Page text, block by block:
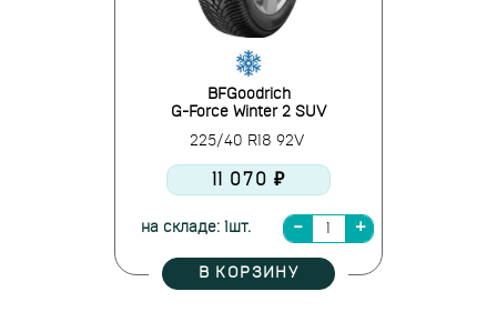
BFGoodrich
G-Force Winter 2 SUV
225/40 R18 92V
11 070 ₽
на складе: 1шт.
В КОРЗИНУ